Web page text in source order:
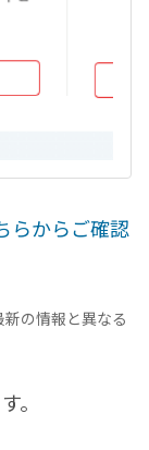
らからご確認
の情報と異なる
。